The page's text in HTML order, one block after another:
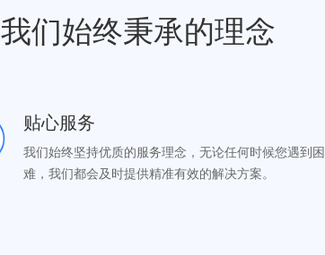
我们始终秉承的理念
贴心服务
我们始终坚持优质的服务理念，无论任何时候您遇到困
难，我们都会及时提供精准有效的解决方案。